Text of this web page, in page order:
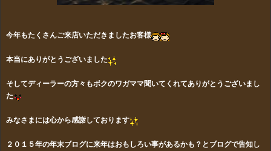
今年もたくさんご来店いただきましたお客様
本当にありがとうございました
そしてディーラーの方々もボクのワガママ聞いてくれてありがとうございまし
た
みなさまには心から感謝しております
２０１５年の年末ブログに来年はおもしろい事があるかも？とブログで告知し